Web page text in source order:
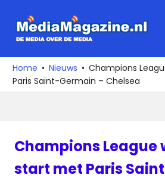
naar
media
over
de
Home Nieuws
Champions
Paris Saint-Germain – Chelsea
Champions League
start met Paris